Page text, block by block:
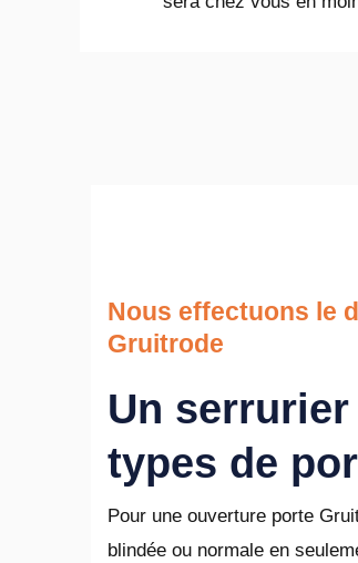
Nous effectuons le
Gruitrode
Un
types de
Pour une ouverture porte
blindée ou normale en